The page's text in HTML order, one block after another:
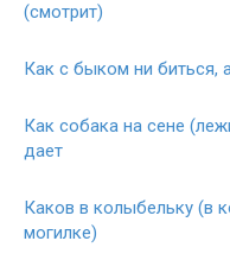
(смотрит)
Как с быком ни биться,
Как собака на сене
дает
Каков в колыбельку (в
могилке)